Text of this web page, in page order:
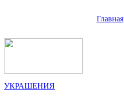
Главная
УКРАШЕНИЯ